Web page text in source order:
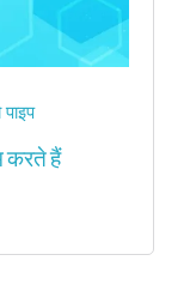
करते हैं